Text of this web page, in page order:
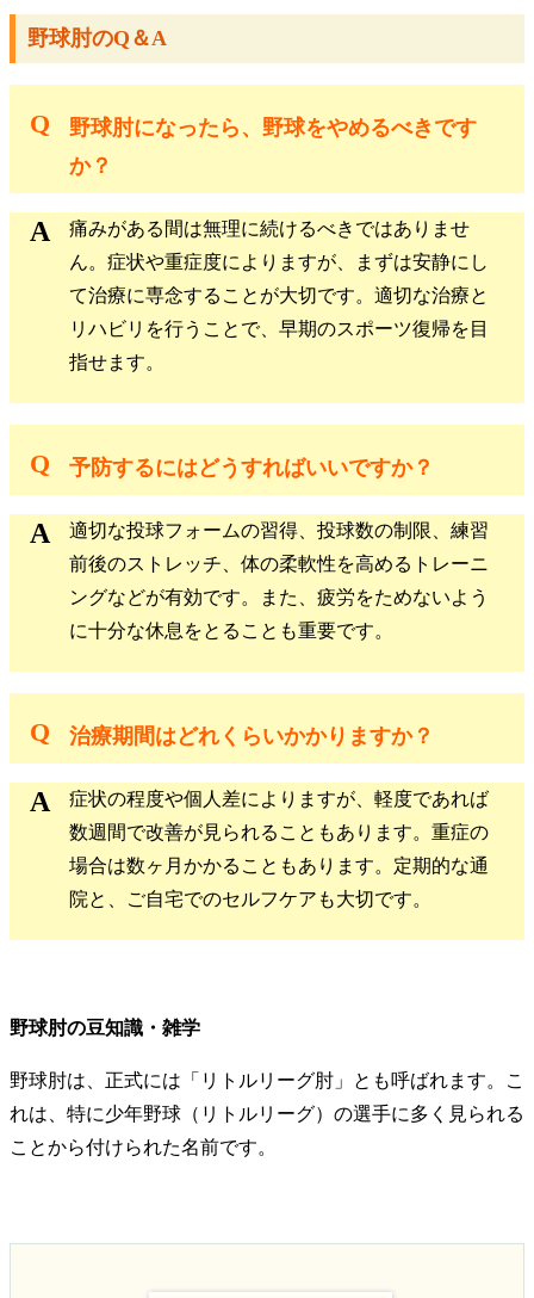
野球肘のQ＆A
野球肘になったら、野球をやめるべきです
か？
痛みがある間は無理に続けるべきではありませ
ん。症状や重症度によりますが、まずは安静にし
て治療に専念することが大切です。適切な治療と
リハビリを行うことで、早期のスポーツ復帰を目
指せます。
​予防するにはどうすればいいですか？
適切な投球フォームの習得、投球数の制限、練習
前後のストレッチ、体の柔軟性を高めるトレーニ
ングなどが有効です。また、疲労をためないよう
に十分な休息をとることも重要です。
​治療期間はどれくらいかかりますか？
症状の程度や個人差によりますが、軽度であれば
数週間で改善が見られることもあります。重症の
場合は数ヶ月かかることもあります。定期的な通
院と、ご自宅でのセルフケアも大切です。
​野球肘の豆知識・雑学
​野球肘は、正式には「リトルリーグ肘」とも呼ばれます。こ
れは、特に少年野球（リトルリーグ）の選手に多く見られる
ことから付けられた名前です。